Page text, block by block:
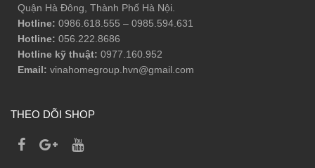
Quận Hà Đông, Thành Phố Hà Nội.
Hotline: 0986.618.555 – 0985.594.631
Hotline: 056.222.8686
Hotline kỹ thuật: 0977.160.952
Email: vinahomegroup.hvn@gmail.com
THEO DÕI SHOP